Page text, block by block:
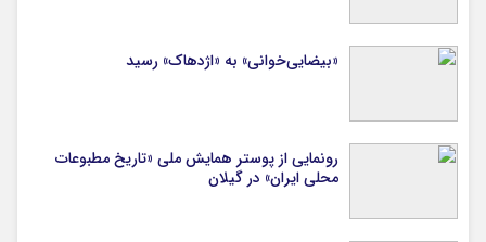
«بیضایی‌خوانی» به «اژدهاک» رسید
رونمایی از پوستر همایش ملی «تاریخ مطبوعات
محلی ایران» در گیلان